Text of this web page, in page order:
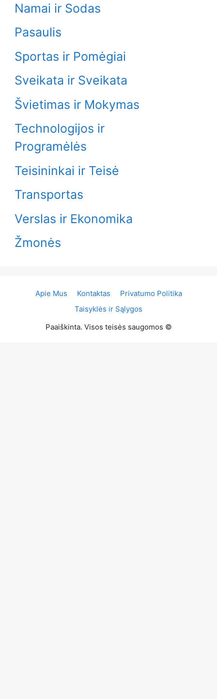
Namai ir Sodas
Pasaulis
Sportas ir Pomėgiai
Sveikata ir Sveikata
Švietimas ir Mokymas
Technologijos ir
Programėlės
Teisininkai ir Teisė
Transportas
Verslas ir Ekonomika
Žmonės
Apie Mus Kontaktas
Privatumo Politika
Taisyklės ir Sąlygos
Paaiškinta. Visos teisės saugomos ©